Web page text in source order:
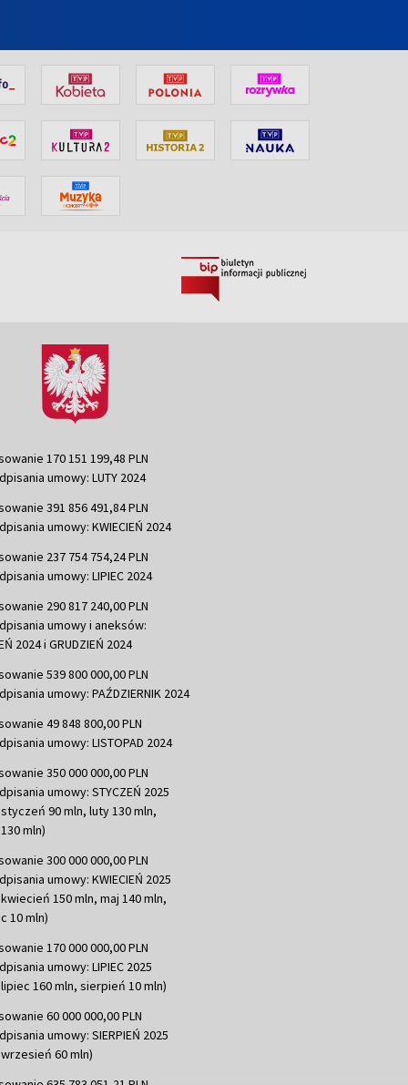
170 151 199,48 PLN
umowy: LUTY 2024
391 856 491,84 PLN
umowy: KWIECIEŃ 2024
237 754 754,24 PLN
umowy: LIPIEC 2024
290 817 240,00 PLN
umowy i aneksów:
2024 i GRUDZIEŃ 2024
539 800 000,00 PLN
umowy: PAŹDZIERNIK 2024
49 848 800,00 PLN
umowy: LISTOPAD 2024
350 000 000,00 PLN
umowy: STYCZEŃ 2025
90 mln, luty 130 mln,
mln)
300 000 000,00 PLN
umowy: KWIECIEŃ 2025
150 mln, maj 140 mln,
10 mln)
170 000 000,00 PLN
umowy: LIPIEC 2025
160 mln, sierpień 10 mln)
60 000 000,00 PLN
umowy: SIERPIEŃ 2025
60 mln)